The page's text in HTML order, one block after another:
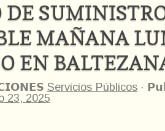
DE
MAÑANA
EN
Servicios Públicos ·
23, 2025